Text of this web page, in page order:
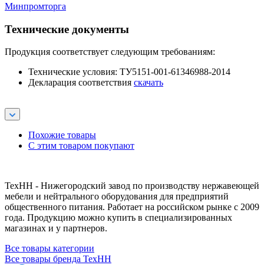
Минпромторга
Технические документы
Продукция соответствует следующим требованиям:
Технические условия: ТУ5151-001-61346988-2014
Декларация соответствия скачать
Похожие товары
С этим товаром покупают
ТехНН - Нижегородский завод по производству нержавеющей
мебели и нейтрального оборудования для предприятий
общественного питания. Работает на российском рынке с 2009
года. Продукцию можно купить в специализированных
магазинах и у партнеров.
Все товары категории
Все товары бренда ТехНН